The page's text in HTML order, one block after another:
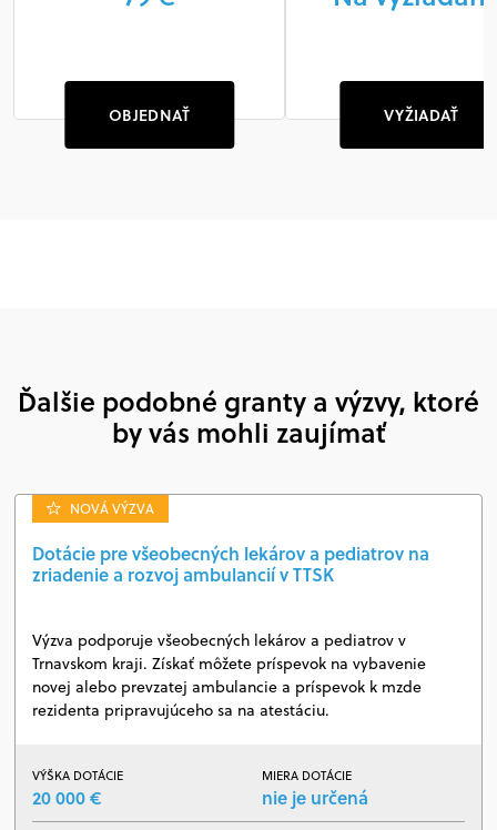
OBJEDNAŤ VYŽIADAŤ
Ďalšie podobné granty a výzvy, ktoré
by vás mohli zaujímať
NOVÁ VÝZVA
Dotácie pre všeobecných lekárov a pediatrov na
zriadenie a rozvoj ambulancií v TTSK
Výzva podporuje všeobecných lekárov a pediatrov v
Trnavskom kraji. Získať môžete príspevok na vybavenie
novej alebo prevzatej ambulancie a príspevok k mzde
rezidenta pripravujúceho sa na atestáciu.
VÝŠKA DOTÁCIE
20 000 €
MIERA DOTÁCIE
nie je určená